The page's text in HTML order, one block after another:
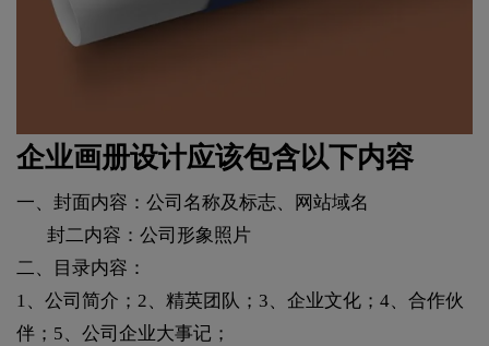
企业画册设计应该包含以下内容
一、封面内容：公司名称及标志、网站域名
封二内容：公司形象照片
二、目录内容：
1、公司简介；2、精英团队；3、企业文化；4、合作伙
伴；5、公司企业大事记；